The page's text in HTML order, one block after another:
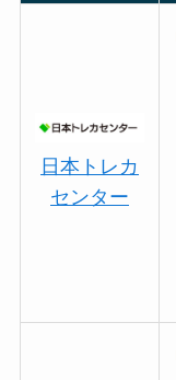
日本トレカ
センター